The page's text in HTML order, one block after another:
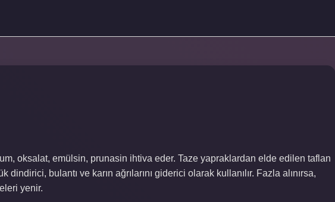
oksalat, emülsin, prunasin ihtiva eder. Taze yapraklardan elde edilen taflan
bulantı ve karın ağrılarını giderici olarak kullanılır. Fazla alınırsa,
yenir.